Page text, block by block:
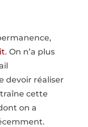
. On n’a plus
devoir réaliser
cette
on a